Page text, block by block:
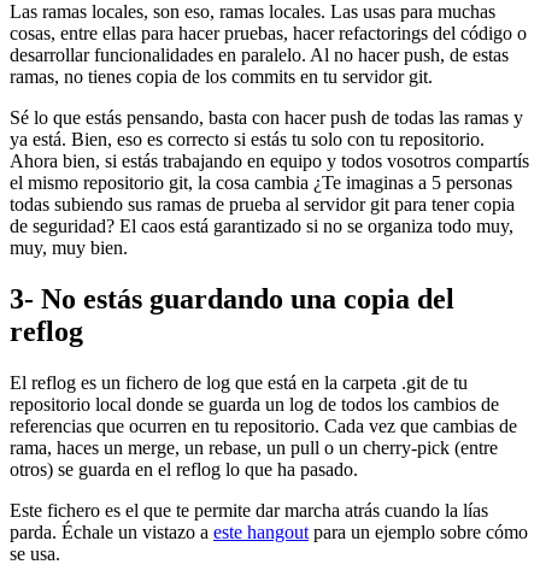
Las ramas locales, son eso, ramas locales. Las usas para muchas
cosas, entre ellas para hacer pruebas, hacer refactorings del código o
desarrollar funcionalidades en paralelo. Al no hacer push, de estas
ramas, no tienes copia de los commits en tu servidor git.
Sé lo que estás pensando, basta con hacer push de todas las ramas y
ya está. Bien, eso es correcto si estás tu solo con tu repositorio.
Ahora bien, si estás trabajando en equipo y todos vosotros compartís
el mismo repositorio git, la cosa cambia ¿Te imaginas a 5 personas
todas subiendo sus ramas de prueba al servidor git para tener copia
de seguridad? El caos está garantizado si no se organiza todo muy,
muy, muy bien.
3- No estás guardando una copia del
reflog
El reflog es un fichero de log que está en la carpeta .git de tu
repositorio local donde se guarda un log de todos los cambios de
referencias que ocurren en tu repositorio. Cada vez que cambias de
rama, haces un merge, un rebase, un pull o un cherry-pick (entre
otros) se guarda en el reflog lo que ha pasado.
Este fichero es el que te permite dar marcha atrás cuando la lías
parda. Échale un vistazo a este hangout para un ejemplo sobre cómo
se usa.